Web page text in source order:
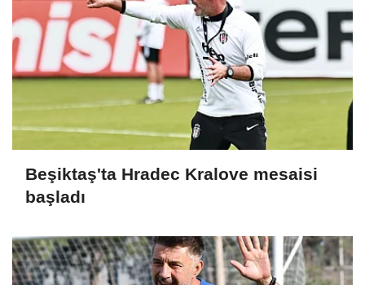
Beşiktaş'ta Hradec Kralove mesaisi
başladı